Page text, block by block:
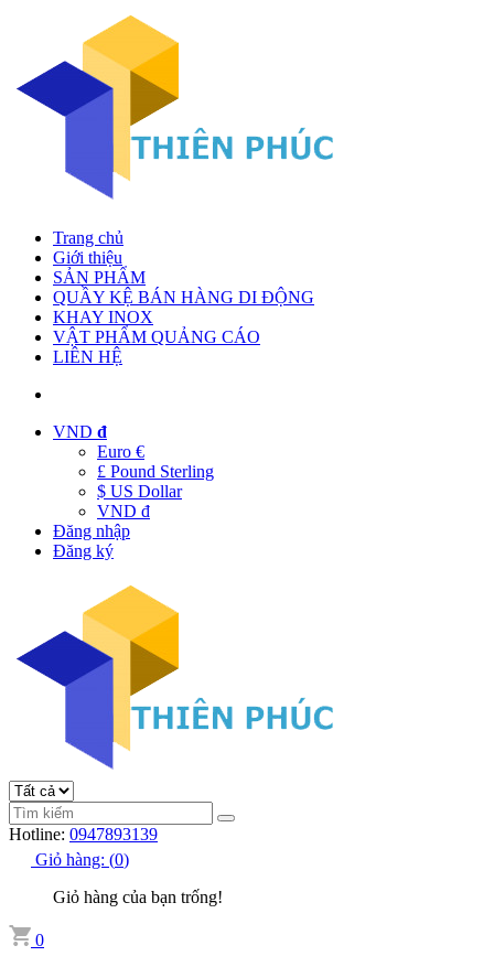
Trang chủ
Giới thiệu
SẢN PHẨM
QUẦY KỆ BÁN HÀNG DI ĐỘNG
KHAY INOX
VẬT PHẨM QUẢNG CÁO
LIÊN HỆ
VND đ
Euro €
£ Pound Sterling
$ US Dollar
VND đ
Đăng nhập
Đăng ký
Hotline: 0947893139
Giỏ hàng: (0)
Giỏ hàng của bạn trống!
0